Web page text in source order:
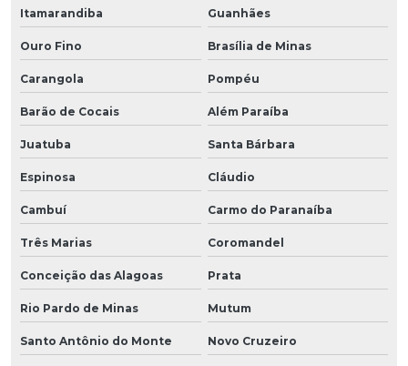
Itamarandiba Guanhães
Ouro Fino Brasília de Minas
Carangola Pompéu
Barão de Cocais Além Paraíba
Juatuba Santa Bárbara
Espinosa Cláudio
Cambuí Carmo do Paranaíba
Três Marias Coromandel
Conceição das Alagoas Prata
Rio Pardo de Minas Mutum
Santo Antônio do Monte Novo Cruzeiro